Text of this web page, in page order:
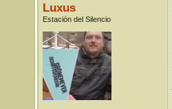
Luxus
Estación del Silencio